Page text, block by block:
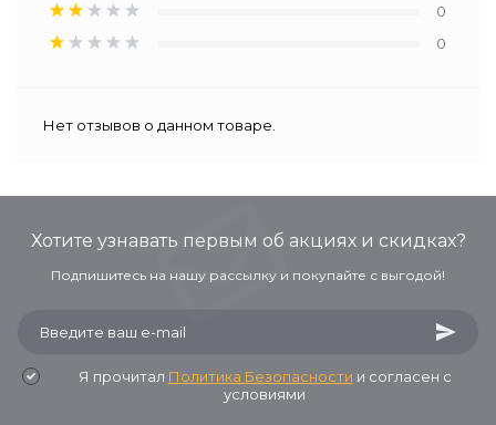
0
0
Нет отзывов о данном товаре.
Хотите узнавать первым об акциях и скидках?
Подпишитесь на нашу рассылку и покупайте с выгодой!
Я прочитал Политика Безопасности и согласен с
условиями